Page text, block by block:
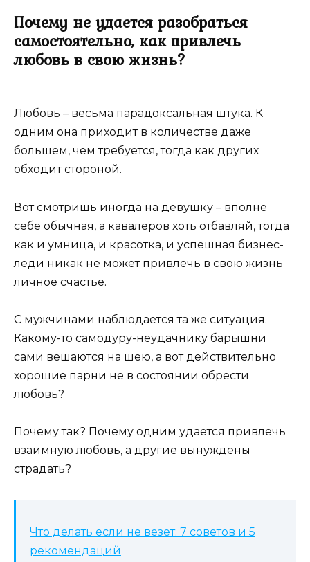
Почему не удается разобраться
самостоятельно, как привлечь
любовь в свою жизнь?
Любовь – весьма парадоксальная штука. К
одним она приходит в количестве даже
большем, чем требуется, тогда как других
обходит стороной.
Вот смотришь иногда на девушку – вполне
себе обычная, а кавалеров хоть отбавляй, тогда
как и умница, и красотка, и успешная бизнес-
леди никак не может привлечь в свою жизнь
личное счастье.
С мужчинами наблюдается та же ситуация.
Какому-то самодуру-неудачнику барышни
сами вешаются на шею, а вот действительно
хорошие парни не в состоянии обрести
любовь?
Почему так? Почему одним удается привлечь
взаимную любовь, а другие вынуждены
страдать?
Что делать если не везет: 7 советов и 5
рекомендаций